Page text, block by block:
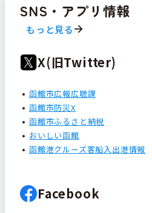
SNS・アプリ情報
もっと見る
X(旧Twitter)
函館市広報広聴課
函館市防災X
函館市ふるさと納税
おいしい函館
函館港クルーズ客船入出港情報
Facebook